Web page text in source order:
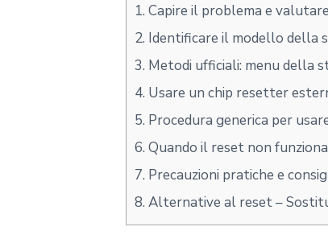
1. Capire il problema e
2. Identificare il modello della
3. Metodi ufficiali: menu della
4. Usare un chip resetter
5. Procedura generica per
6. Quando il reset non
7. Precauzioni pratiche e
8. Alternative al reset –